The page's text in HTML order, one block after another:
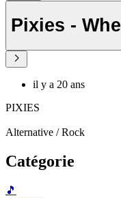
il y a 20 ans
PIXIES
Alternative / Rock
Catégorie
🎵